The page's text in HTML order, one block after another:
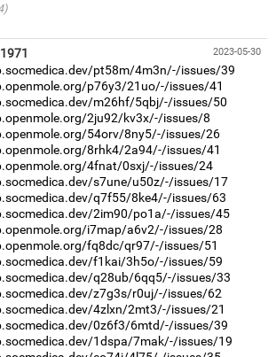
2023-05-30
pt58m/4m3n/-/issues/39
p76y3/21uo/-/issues/41
m26hf/5qbj/-/issues/50
2ju92/kv3x/-/issues/8
54orv/8ny5/-/issues/26
8rhk4/2a94/-/issues/41
4fnat/0sxj/-/issues/24
s7une/u50z/-/issues/17
q7f55/8ke4/-/issues/63
2im90/po1a/-/issues/45
i7map/a6v2/-/issues/28
fq8dc/qr97/-/issues/51
f1kai/3h5o/-/issues/59
q28ub/6qq5/-/issues/33
z7g3s/r0uj/-/issues/62
4zlxn/2mt3/-/issues/21
0z6f3/6mtd/-/issues/39
1dspa/7mak/-/issues/19